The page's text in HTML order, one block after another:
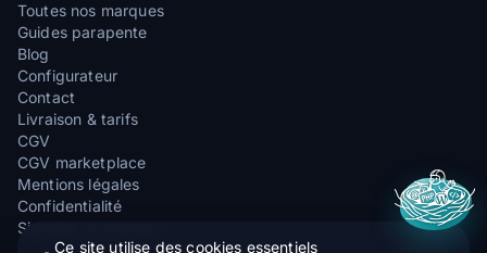
Toutes nos marques
Guides parapente
Blog
Configurateur
Contact
Livraison & tarifs
CGV
CGV marketplace
Mentions légales
Confidentialité
Signaler un contenu
Ce site utilise des cookies essentiels